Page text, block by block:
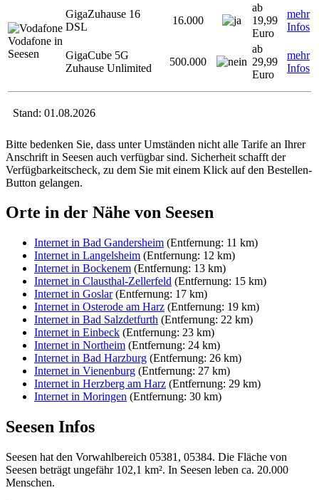
Vodafone in
Seesen
GigaZuhause 16
DSL
16.000
ab
19,99
Euro
mehr
Infos
GigaCube 5G
Zuhause Unlimited
500.000
ab
29,99
Euro
mehr
Infos
Stand: 01.08.2026
Bitte bedenken Sie, dass unter Umständen nicht alle Tarife an Ihrer
Anschrift in Seesen auch verfügbar sind. Sicherheit schafft der
Verfügbarkeitscheck, zu dem Sie mit einem Klick auf den Bestellen-
Button gelangen.
Orte in der Nähe von Seesen
Internet in Bad Gandersheim (Entfernung: 11 km)
Internet in Langelsheim (Entfernung: 12 km)
Internet in Bockenem (Entfernung: 13 km)
Internet in Clausthal-Zellerfeld (Entfernung: 15 km)
Internet in Goslar(Entfernung: 17 km)
Internet in Osterode am Harz (Entfernung: 19 km)
Internet in Bad Salzdetfurth (Entfernung: 22 km)
Internet in Einbeck (Entfernung: 23 km)
Internet in Northeim (Entfernung: 24 km)
Internet in Bad Harzburg (Entfernung: 26 km)
Internet in Vienenburg (Entfernung: 27 km)
Internet in Herzberg am Harz (Entfernung: 29 km)
Internet in Moringen (Entfernung: 30 km)
Seesen Infos
Seesen hat den Vorwahlbereich 05381, 05384. Die Fläche von
Seesen beträgt ungefähr 102,1 km². In Seesen leben ca. 20.000
Menschen.